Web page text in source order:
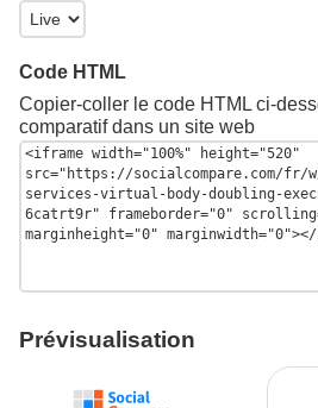
Code HTML
Copier-coller le code HTML ci-
comparatif dans un site web
Prévisualisation